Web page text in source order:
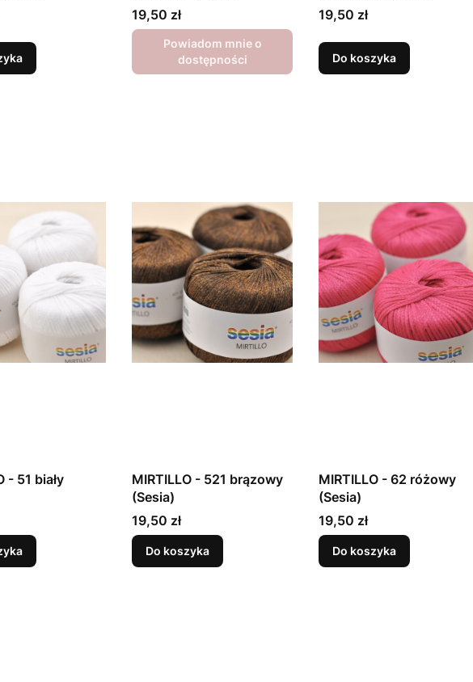
Cena
19,50 zł
Powiadom mnie o
dostępności
Cena
19,50 zł
Do koszyka
- 51 biały
MIRTILLO - 521 brązowy
(Sesia)
Cena
19,50 zł
Do koszyka
MIRTILLO - 62 różowy
(Sesia)
Cena
19,50 zł
Do koszyka